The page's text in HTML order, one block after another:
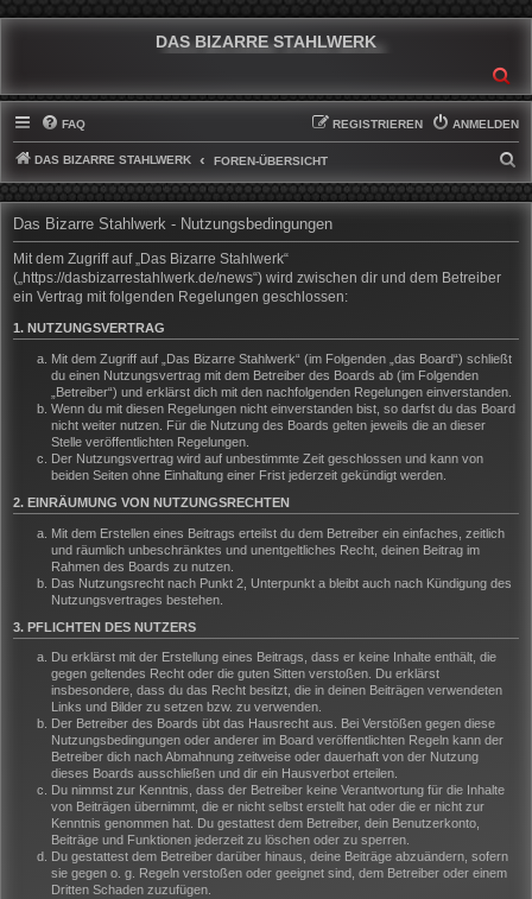
DAS BIZARRE STAHLWERK
FAQ ANMELDEN
REGISTRIEREN
DAS BIZARRE STAHLWERK FOREN-ÜBERSICHT
U
H
Das Bizarre Stahlwerk - Nutzungsbedingungen
Mit dem Zugriff auf „Das Bizarre Stahlwerk“
(„https://dasbizarrestahlwerk.de/news“) wird zwischen dir und dem Betreiber
ein Vertrag mit folgenden Regelungen geschlossen:
1. NUTZUNGSVERTRAG
Mit dem Zugriff auf „Das Bizarre Stahlwerk“ (im Folgenden „das Board“) schließt
du einen Nutzungsvertrag mit dem Betreiber des Boards ab (im Folgenden
„Betreiber“) und erklärst dich mit den nachfolgenden Regelungen einverstanden.
Wenn du mit diesen Regelungen nicht einverstanden bist, so darfst du das Board
nicht weiter nutzen. Für die Nutzung des Boards gelten jeweils die an dieser
Stelle veröffentlichten Regelungen.
Der Nutzungsvertrag wird auf unbestimmte Zeit geschlossen und kann von
beiden Seiten ohne Einhaltung einer Frist jederzeit gekündigt werden.
2. EINRÄUMUNG VON NUTZUNGSRECHTEN
Mit dem Erstellen eines Beitrags erteilst du dem Betreiber ein einfaches, zeitlich
und räumlich unbeschränktes und unentgeltliches Recht, deinen Beitrag im
Rahmen des Boards zu nutzen.
Das Nutzungsrecht nach Punkt 2, Unterpunkt a bleibt auch nach Kündigung des
Nutzungsvertrages bestehen.
3. PFLICHTEN DES NUTZERS
Du erklärst mit der Erstellung eines Beitrags, dass er keine Inhalte enthält, die
gegen geltendes Recht oder die guten Sitten verstoßen. Du erklärst
insbesondere, dass du das Recht besitzt, die in deinen Beiträgen verwendeten
Links und Bilder zu setzen bzw. zu verwenden.
Der Betreiber des Boards übt das Hausrecht aus. Bei Verstößen gegen diese
Nutzungsbedingungen oder anderer im Board veröffentlichten Regeln kann der
Betreiber dich nach Abmahnung zeitweise oder dauerhaft von der Nutzung
dieses Boards ausschließen und dir ein Hausverbot erteilen.
Du nimmst zur Kenntnis, dass der Betreiber keine Verantwortung für die Inhalte
von Beiträgen übernimmt, die er nicht selbst erstellt hat oder die er nicht zur
Kenntnis genommen hat. Du gestattest dem Betreiber, dein Benutzerkonto,
Beiträge und Funktionen jederzeit zu löschen oder zu sperren.
Du gestattest dem Betreiber darüber hinaus, deine Beiträge abzuändern, sofern
sie gegen o. g. Regeln verstoßen oder geeignet sind, dem Betreiber oder einem
Dritten Schaden zuzufügen.